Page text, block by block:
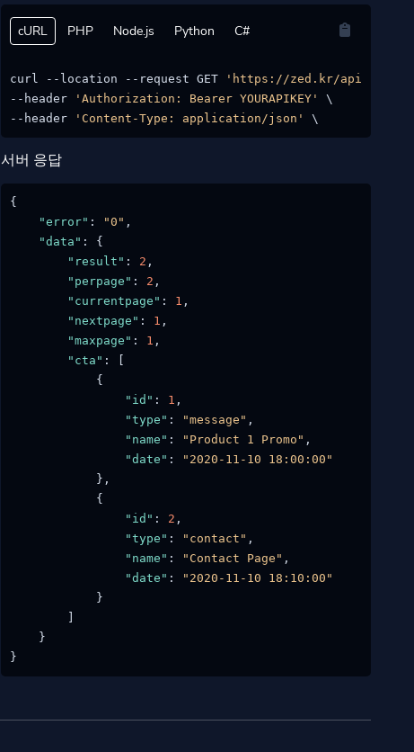
cURL PHP Node.js Python C#
curl --location --request GET
'https://zed.kr/api/
--header
'Authorization: Bearer YOURAPIKEY'
\
--header
'Content-Type: application/json'
서버 응답
{
"error" : "0" ,
"data" :
{
"result" : 2 ,
"perpage" : 2 ,
"currentpage" : 1 ,
"nextpage" : 1 ,
"maxpage" : 1 ,
"cta" :
{
"id" : 1 ,
"type" : "message" ,
"name" : "Product 1 Promo" ,
"date" :
"2020-11-10 18:00:00"
} ,
{
"id" : 2 ,
"type" : "contact" ,
"name" : "Contact Page" ,
"date" :
"2020-11-10 18:10:00"
}
}
}